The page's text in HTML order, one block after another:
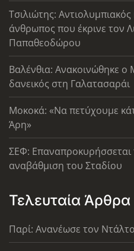
Τσιλιώτης:
άνθρωπος που έκρινε τον
Παπαθεοδώρου
Βαλένθια: Ανακοινώθηκε
δανεικός στη Γαλατασαράι
Μοκοκά: «Να πετύχουμε
Άρη»
ΣΕΦ: Επαναπροκυρήσσεται
αναβάθμιση του Σταδίου
Τελευταία Άρθρα
Παρί: Ανανέωσε τον